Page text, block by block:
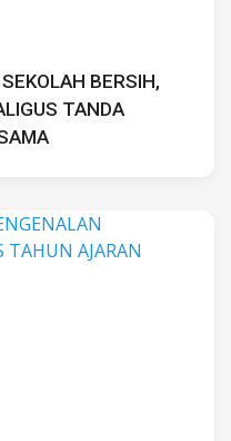
BERSIH,
TANDA